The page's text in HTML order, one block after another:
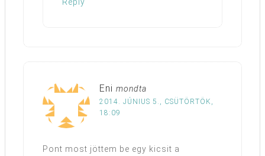
Eni mondta
2014. JÚNIUS 5., CSÜTÖRTÖK,
18:09
Pont most jöttem be egy kicsit a